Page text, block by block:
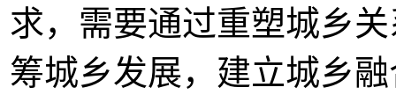
求，需要通过重塑城乡
筹城乡发展，建立城乡